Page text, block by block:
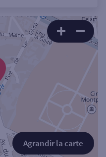
Agrandir la carte